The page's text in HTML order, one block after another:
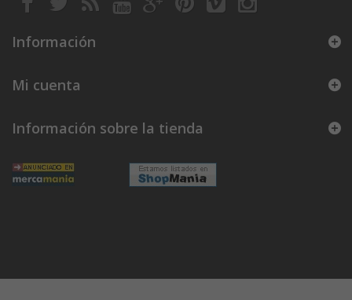
Información
Mi cuenta
Información sobre la tienda